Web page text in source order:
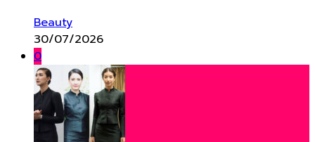
Beauty
30/07/2026
0